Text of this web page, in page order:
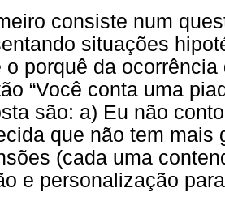
consiste num
situações
o porquê da
“Você conta uma
são: a) Eu não
que não tem mais
(cada uma
e personalização